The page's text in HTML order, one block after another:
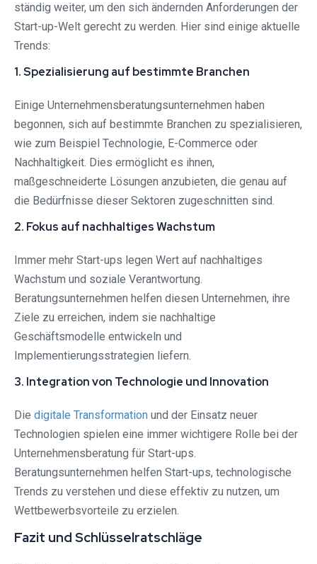
ständig weiter, um den sich ändernden Anforderungen der
Start-up-Welt gerecht zu werden. Hier sind einige aktuelle
Trends:
1. Spezialisierung auf bestimmte Branchen
Einige Unternehmensberatungsunternehmen haben
begonnen, sich auf bestimmte Branchen zu spezialisieren,
wie zum Beispiel Technologie, E-Commerce oder
Nachhaltigkeit. Dies ermöglicht es ihnen,
maßgeschneiderte Lösungen anzubieten, die genau auf
die Bedürfnisse dieser Sektoren zugeschnitten sind.
2. Fokus auf nachhaltiges Wachstum
Immer mehr Start-ups legen Wert auf nachhaltiges
Wachstum und soziale Verantwortung.
Beratungsunternehmen helfen diesen Unternehmen, ihre
Ziele zu erreichen, indem sie nachhaltige
Geschäftsmodelle entwickeln und
Implementierungsstrategien liefern.
3. Integration von Technologie und Innovation
Die digitale Transformation und der Einsatz neuer
Technologien spielen eine immer wichtigere Rolle bei der
Unternehmensberatung für Start-ups.
Beratungsunternehmen helfen Start-ups, technologische
Trends zu verstehen und diese effektiv zu nutzen, um
Wettbewerbsvorteile zu erzielen.
Fazit und Schlüsselratschläge